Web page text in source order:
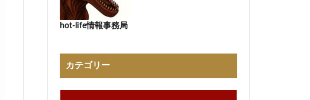
hot-life情報事務局
カテゴリー